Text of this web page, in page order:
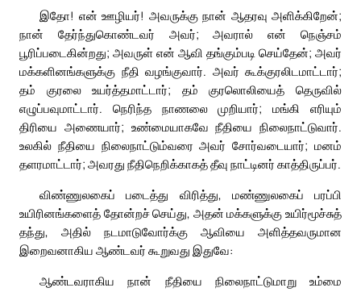
இதோ! என் ஊழியர்! அவருக்கு நான் ஆதரவு அளிக்கிறேன்;
நான் தேர்ந்துகொண்டவர் அவர்; அவரால் என் நெஞ்சம்
பூரிப்படைகின்றது; அவருள் என் ஆவி தங்கும்படி செய்தேன்; அவர்
மக்களினங்களுக்கு நீதி வழங்குவார். அவர் கூக்குரலிடமாட்டார்;
தம் குரலை உயர்த்தமாட்டார்; தம் குரலொலியைத் தெருவில்
எழுப்பவுமாட்டார். நெரிந்த நாணலை முறியார்; மங்கி எரியும்
திரியை அணையார்; உண்மையாகவே நீதியை நிலைநாட்டுவார்.
உலகில் நீதியை நிலைநாட்டும்வரை அவர் சோர்வடையார்; மனம்
தளரமாட்டார்; அவரது நீதிநெறிக்காகத் தீவு நாட்டினர் காத்திருப்பர்.
விண்ணுலகைப் படைத்து விரித்து, மண்ணுலகைப் பரப்பி
உயிரினங்களைத் தோன்றச் செய்து, அதன் மக்களுக்கு உயிர்மூச்சுத்
தந்து, அதில் நடமாடுவோர்க்கு ஆவியை அளித்தவருமான
இறைவனாகிய ஆண்டவர் கூறுவது இதுவே:
ஆண்டவராகிய நான் நீதியை நிலைநாட்டுமாறு உம்மை